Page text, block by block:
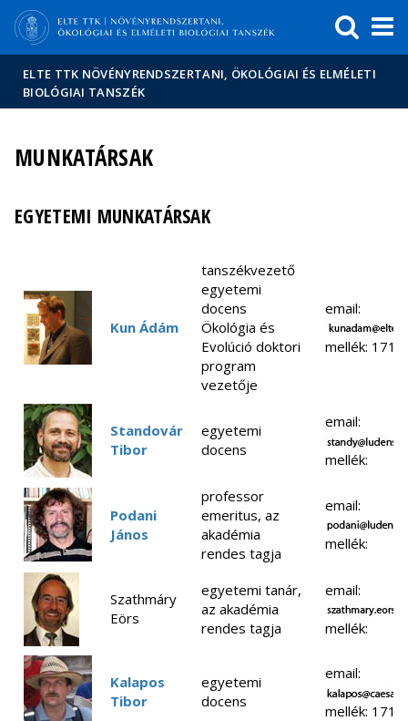
Hírek
Események
ELTE a
sajtóban
ELTE TTK NÖVÉNYRENDSZERTANI, ÖKOLÓGIAI ÉS ELMÉLETI
BIOLÓGIAI TANSZÉK
MUNKATÁRSAK
EGYETEMI MUNKATÁRSAK
Kun Ádám
tanszékvezető
egyetemi
docens
Ökológia és
Evolúció doktori
program
vezetője
email:
mellék: 1714
Standovár
Tibor
egyetemi
docens
email:
mellék:
Podani
János
professor
emeritus, az
akadémia
rendes tagja
email:
mellék:
Szathmáry
Eörs
egyetemi tanár,
az akadémia
rendes tagja
email:
mellék:
Kalapos
Tibor
egyetemi
docens
email:
mellék: 1715